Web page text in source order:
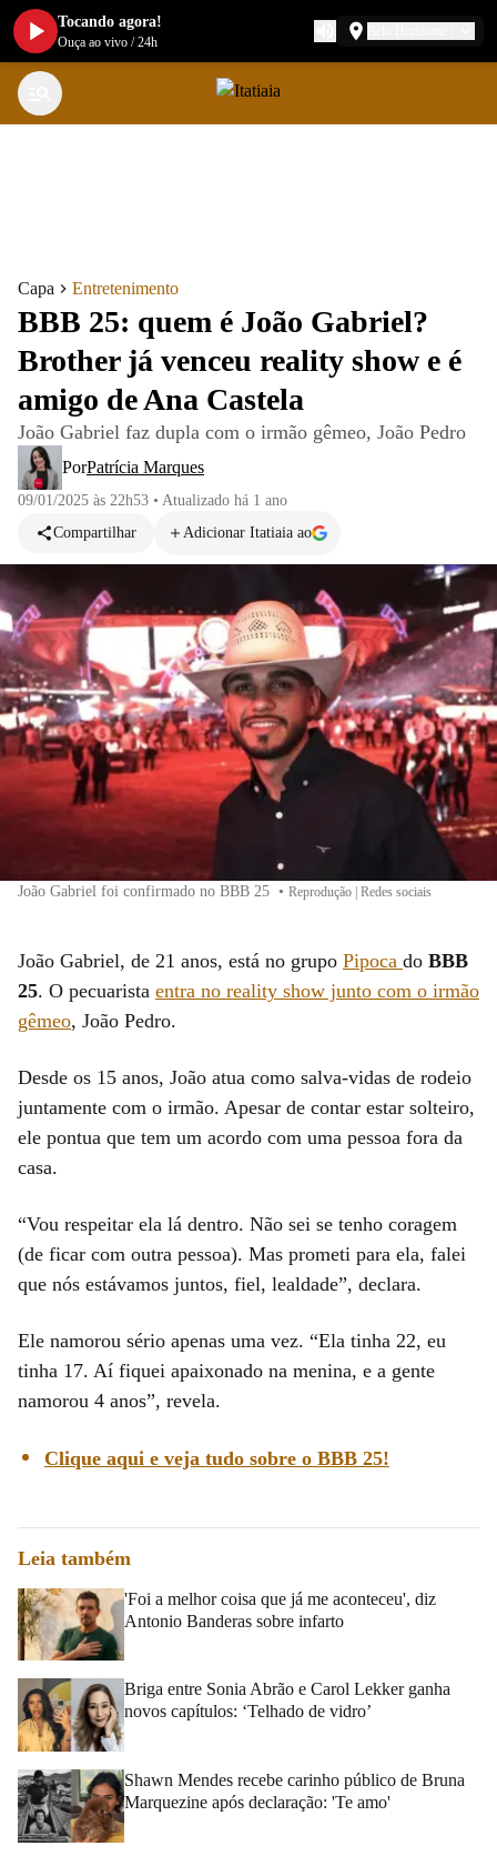
Capa Entretenimento
BBB 25: quem é João Gabriel?
Brother já venceu reality show e é
amigo de Ana Castela
João Gabriel faz dupla com o irmão gêmeo, João Pedro
PorPatrícia Marques
09/01/2025 às 22h53 • Atualizado há 1 ano
Compartilhar
Adicionar Itatiaia ao
João Gabriel foi confirmado no BBB 25 • Reprodução | Redes sociais
João Gabriel, de 21 anos, está no grupo Pipoca do BBB
25. O pecuarista entra no reality show junto com o irmão
gêmeo, João Pedro.
Desde os 15 anos, João atua como salva-vidas de rodeio
juntamente com o irmão. Apesar de contar estar solteiro,
ele pontua que tem um acordo com uma pessoa fora da
casa.
“Vou respeitar ela lá dentro. Não sei se tenho coragem
(de ficar com outra pessoa). Mas prometi para ela, falei
que nós estávamos juntos, fiel, lealdade”, declara.
Ele namorou sério apenas uma vez. “Ela tinha 22, eu
tinha 17. Aí fiquei apaixonado na menina, e a gente
namorou 4 anos”, revela.
Clique aqui e veja tudo sobre o BBB 25!
Leia também
'Foi a melhor coisa que já me aconteceu', diz
Antonio Banderas sobre infarto
Briga entre Sonia Abrão e Carol Lekker ganha
novos capítulos: ‘Telhado de vidro’
Shawn Mendes recebe carinho público de Bruna
Marquezine após declaração: 'Te amo'
Tocando agora!
Ouça ao vivo /24h